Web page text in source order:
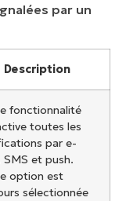
par un
Description
fonctionnalité
toutes les
par e-
SMS et push.
option est
sélectionnée